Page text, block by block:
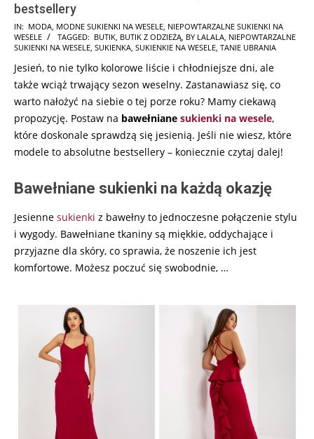
bestsellery
2023-
10-
IN: MODA MODNE SUKIENKI NA WESELE NIEPOWTARZALNE SUKIENKI NA
WESELE
TAGGED: BUTIK BUTIK Z ODZIEŻĄ BY LALALA NIEPOWTARZALNE
SUKIENKI NA WESELE SUKIENKA SUKIENKIE NA WESELE TANIE UBRANIA
Jesień, to nie tylko kolorowe liście i chłodniejsze dni, ale
także wciąż trwający sezon weselny. Zastanawiasz się, co
warto nałożyć na siebie o tej porze roku? Mamy ciekawą
propozycję. Postaw na bawełniane sukienki na wesele,
które doskonale sprawdzą się jesienią. Jeśli nie wiesz, które
modele to absolutne bestsellery – koniecznie czytaj dalej!
Bawełniane sukienki na każdą okazję
Jesienne sukienki z bawełny to jednoczesne połączenie stylu
i wygody. Bawełniane tkaniny są miękkie, oddychające i
przyjazne dla skóry, co sprawia, że noszenie ich jest
komfortowe. Możesz poczuć się swobodnie, …